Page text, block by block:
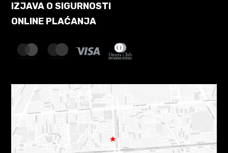
IZJAVA O SIGURNOSTI
ONLINE PLAĆANJA